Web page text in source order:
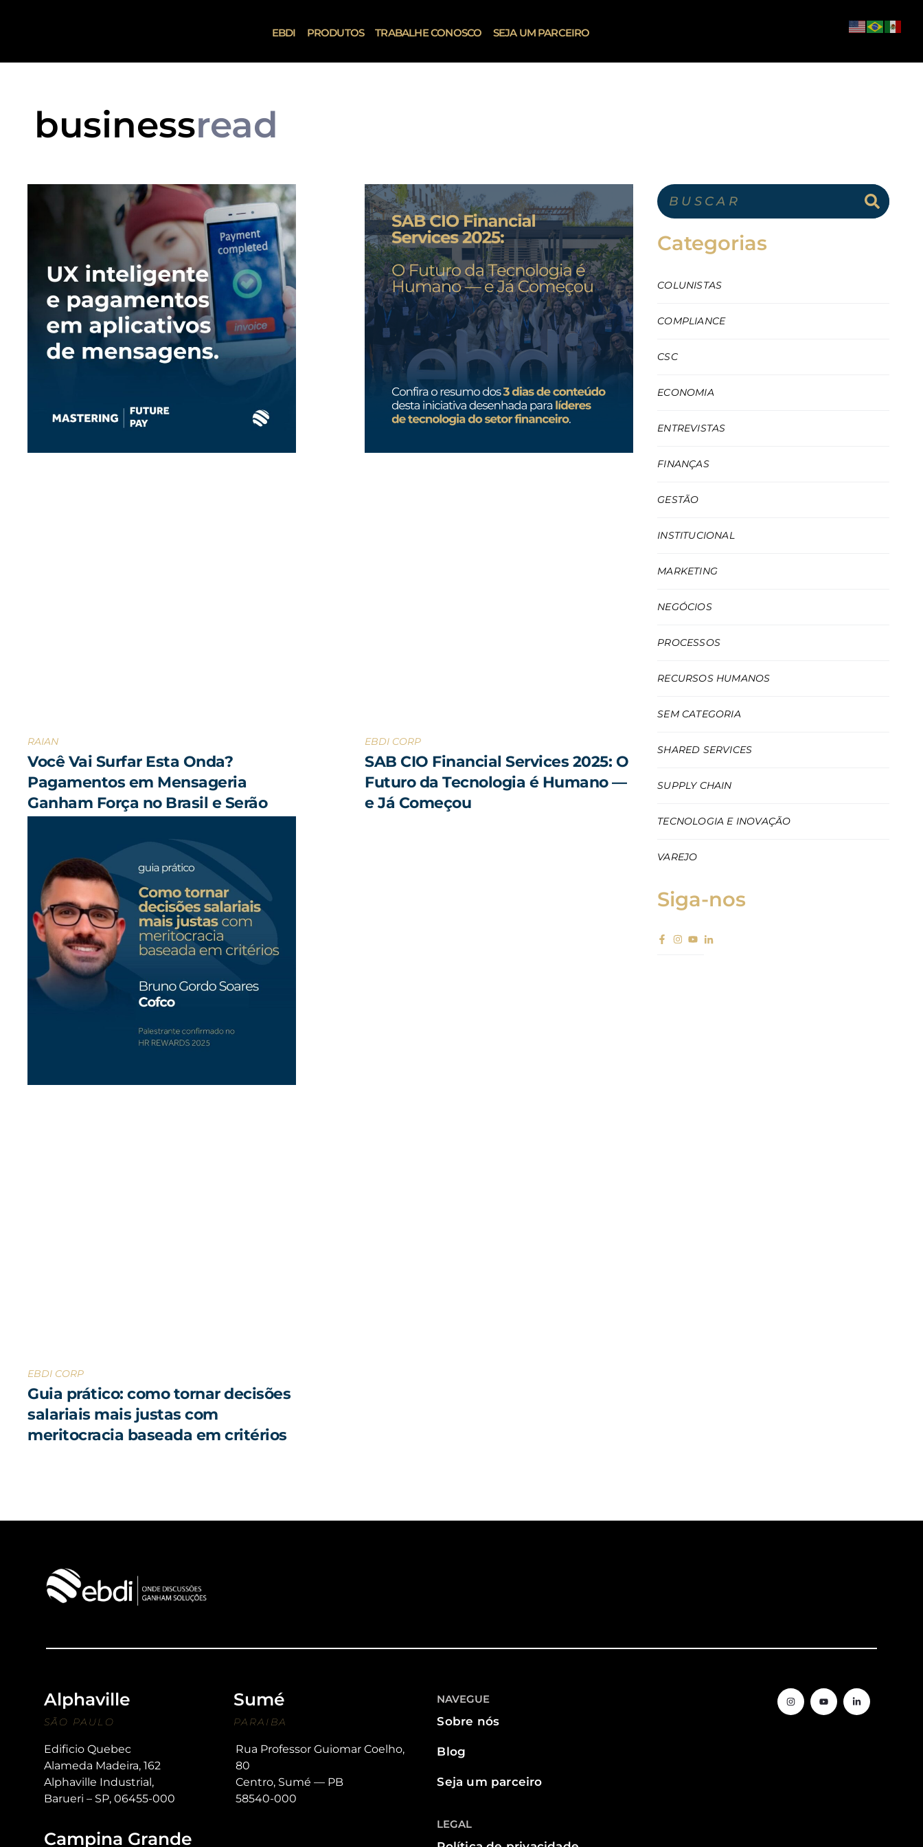
EBDI PRODUTOS TRABALHE CONOSCO SEJA UM PARCEIRO
businessread
Você Vai Surfar Esta Onda?
Pagamentos em Mensageria
Ganham Força no Brasil e Serão
RAIAN
SAB CIO Financial Services 2025: O
Futuro da Tecnologia é Humano —
e Já Começou
EBDI CORP
Guia prático: como tornar decisões
salariais mais justas com
meritocracia baseada em critérios
EBDI CORP
Categorias
COLUNISTAS
COMPLIANCE
CSC
ECONOMIA
ENTREVISTAS
FINANÇAS
GESTÃO
INSTITUCIONAL
MARKETING
NEGÓCIOS
PROCESSOS
RECURSOS HUMANOS
SEM CATEGORIA
SHARED SERVICES
SUPPLY CHAIN
TECNOLOGIA E INOVAÇÃO
VAREJO
Siga-nos
Alphaville Sumé
SÃO PAULO PARAIBA
Edificio Quebec
Alameda Madeira, 162
Alphaville Industrial,
Barueri – SP, 06455-000
Rua Professor Guiomar Coelho,
80
Centro, Sumé — PB
58540-000
Campina Grande
NAVEGUE
Sobre nós
Blog
Seja um parceiro
LEGAL